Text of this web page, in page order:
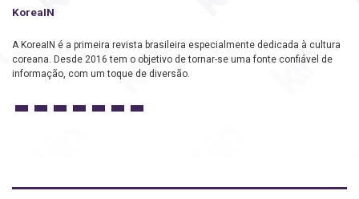
KoreaIN
A KoreaIN é a primeira revista brasileira especialmente dedicada à cultura
coreana. Desde 2016 tem o objetivo de tornar-se uma fonte confiável de
informação, com um toque de diversão.